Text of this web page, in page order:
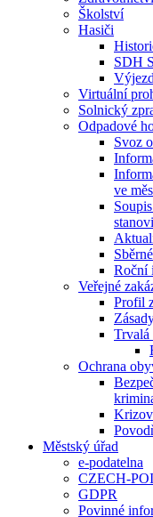
Školství
Hasiči
SDH
Virtuální
Solnický
Odpadové
Svoz
ve
Roční
Veřejné
Profil
Trvalá
Ochrana
Městský úřad
e-podatelna
CZECH-
GDPR
Povinné